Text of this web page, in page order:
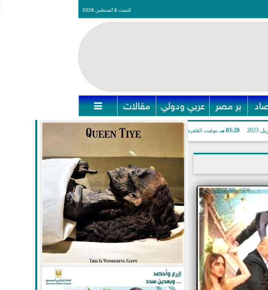
السبت 8 أغسطس 2026
بر مصر عربي ودولي مقالات 
03:28 مـ بتوقيت القاهرة